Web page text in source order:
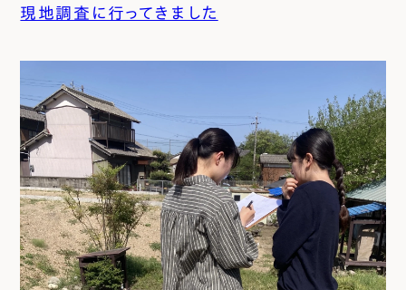
現地調査に行ってきました